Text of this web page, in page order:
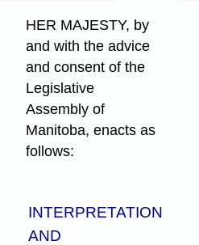
HER MAJESTY, by
and with the advice
and consent of the
Legislative
Assembly of
Manitoba, enacts as
follows:
INTERPRETATION
AND